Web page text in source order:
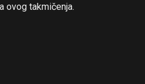
ovog takmičenja.